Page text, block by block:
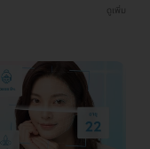
ดูเพิ่ม